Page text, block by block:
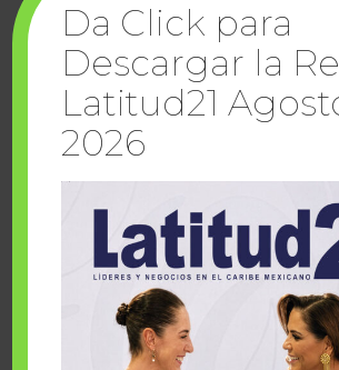
Cuando la solidaridad inspira;
sueños Fairmont Mayakoba y
Da Click para
Descargar la
Latitud21
2026